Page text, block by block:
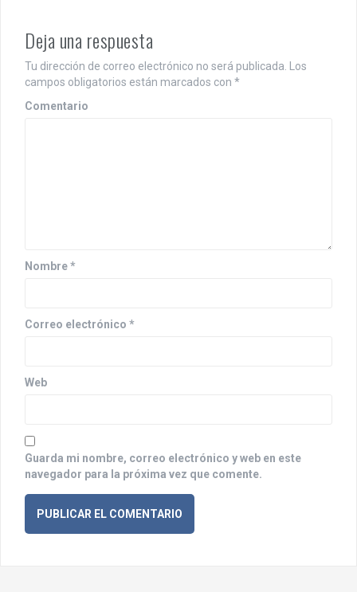
g
a
c
i
e
t
r
a
d
s
Deja una respuesta
Tu dirección de correo electrónico no será publicada.
Los
campos obligatorios están marcados con *
Comentario
Nombre*
Correo electrónico *
Web
Guarda mi nombre, correo electrónico y web en este
navegador para la próxima vez que comente.